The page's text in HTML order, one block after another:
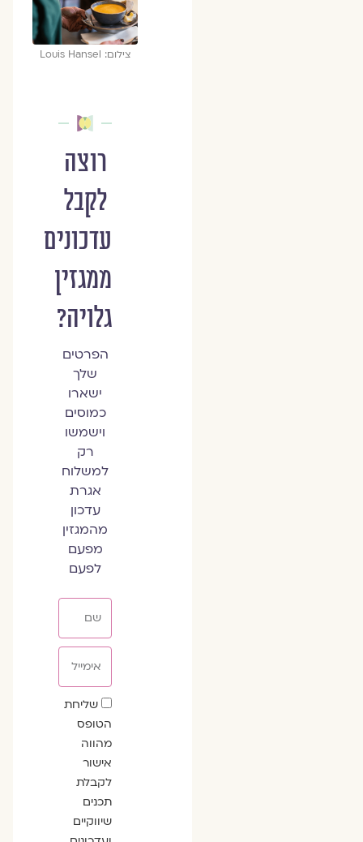
צילום: Louis Hansel
רוצה
לקבל
עדכונים
ממגזין
גלויה?
הפרטים
שלך
ישארו
כמוסים
וישמשו
רק
למשלוח
אגרת
עדכון
מהמגזין
מפעם
לפעם
שדה
הסכמה
שליחת
הטופס
מהווה
אישור
לקבלת
תכנים
שיווקיים